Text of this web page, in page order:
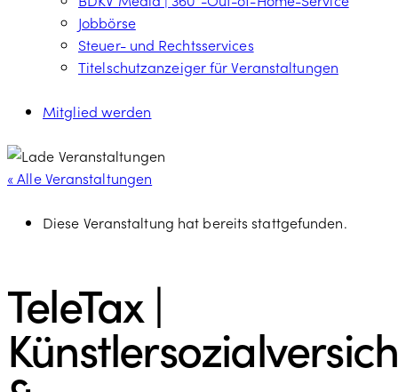
Jobbörse
Steuer- und Rechtsservices
Titelschutzanzeiger für Veranstaltungen
Mitglied werden
« Alle Veranstaltungen
Diese Veranstaltung hat bereits stattgefunden.
TeleTax |